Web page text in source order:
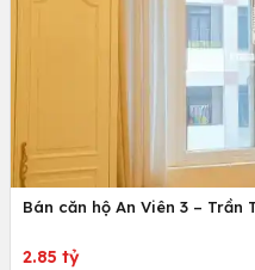
Bán căn hộ An Viên 3 – Trần
2.85 tỷ